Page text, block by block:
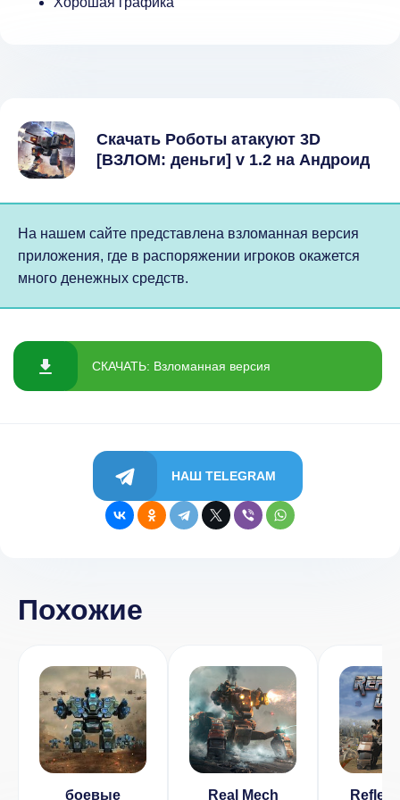
Скачать Роботы атакуют 3D
[ВЗЛОМ: деньги] v 1.2 на Андроид
На нашем сайте представлена взломанная версия
приложения, где в распоряжении игроков окажется
много денежных средств.
СКАЧАТЬ: Взломанная версия
НАШ TELEGRAM
Похожие
боевые
Real Mech
Reflex